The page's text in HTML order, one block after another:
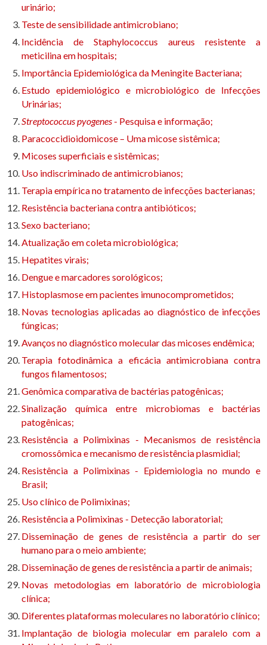
urinário;
Teste de sensibilidade antimicrobiano;
Incidência de Staphylococcus aureus resistente a
meticilina em hospitais;
Importância Epidemiológica da Meningite Bacteriana;
Estudo epidemiológico e microbiológico de Infecções
Urinárias;
Streptococcus pyogenes - Pesquisa e informação;
Paracoccidioidomicose – Uma micose sistêmica;
Micoses superficiais e sistêmicas;
Uso indiscriminado de antimicrobianos;
Terapia empírica no tratamento de infecções bacterianas;
Resistência bacteriana contra antibióticos;
Sexo bacteriano;
Atualização em coleta microbiológica;
Hepatites virais;
Dengue e marcadores sorológicos;
Histoplasmose em pacientes imunocomprometidos;
Novas tecnologias aplicadas ao diagnóstico de infecções
fúngicas;
Avanços no diagnóstico molecular das micoses endêmica;
Terapia fotodinâmica a eficácia antimicrobiana contra
fungos filamentosos;
Genômica comparativa de bactérias patogênicas;
Sinalização química entre microbiomas e bactérias
patogênicas;
Resistência a Polimixinas - Mecanismos de resistência
cromossômica e mecanismo de resistência plasmidial;
Resistência a Polimixinas - Epidemiologia no mundo e
Brasil;
Uso clínico de Polimixinas;
Resistência a Polimixinas - Detecção laboratorial;
Disseminação de genes de resistência a partir do ser
humano para o meio ambiente;
Disseminação de genes de resistência a partir de animais;
Novas metodologias em laboratório de microbiologia
clínica;
Diferentes plataformas moleculares no laboratório clínico;
Implantação de biologia molecular em paralelo com a